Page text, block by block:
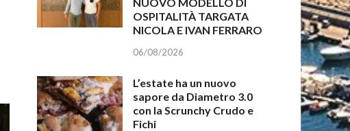
OSPITALITÀ TARGATA
NICOLA E IVAN FERRARO
06/08/2026
L’estate ha un nuovo
sapore da Diametro 3.0
con la Scrunchy Crudo e
Fichi